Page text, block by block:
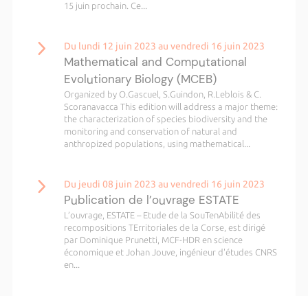
15 juin prochain. Ce...
Du lundi 12 juin 2023 au vendredi 16 juin 2023
Mathematical and Computational
Evolutionary Biology (MCEB)
Organized by O.Gascuel, S.Guindon, R.Leblois & C.
Scoranavacca This edition will address a major theme:
the characterization of species biodiversity and the
monitoring and conservation of natural and
anthropized populations, using mathematical...
Du jeudi 08 juin 2023 au vendredi 16 juin 2023
Publication de l’ouvrage ESTATE
L’ouvrage, ESTATE – Etude de la SouTenAbilité des
recompositions TErritoriales de la Corse, est dirigé
par Dominique Prunetti, MCF-HDR en science
économique et Johan Jouve, ingénieur d'études CNRS
en...